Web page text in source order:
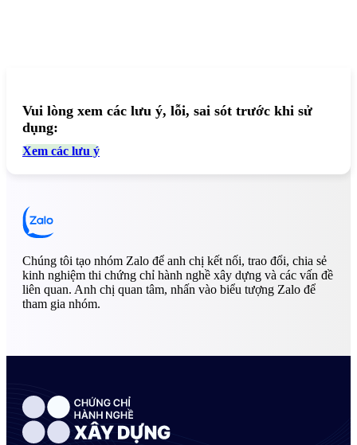
Vui lòng xem các lưu ý, lỗi, sai sót trước khi sử
dụng:
Xem các lưu ý
Chúng tôi tạo nhóm Zalo để anh chị kết nối, trao đổi, chia sẻ
kinh nghiệm thi chứng chỉ hành nghề xây dựng và các vấn đề
liên quan. Anh chị quan tâm, nhấn vào biểu tượng Zalo để
tham gia nhóm.